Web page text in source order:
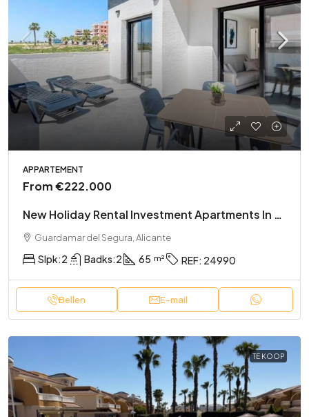
APPARTEMENT
From€222.000
New Holiday Rental Investment Apartments In El Raso
Guardamar del Segura, Alicante
Slpk:2 Badks:2 65 REF: 24990
Bellen E-mail
TE KOOP